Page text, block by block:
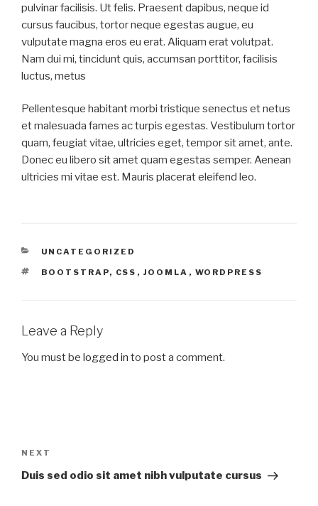
pulvinar facilisis. Ut felis. Praesent dapibus, neque id
cursus faucibus, tortor neque egestas augue, eu
vulputate magna eros eu erat. Aliquam erat volutpat.
Nam dui mi, tincidunt quis, accumsan porttitor, facilisis
luctus, metus
Pellentesque habitant morbi tristique senectus et netus
et malesuada fames ac turpis egestas. Vestibulum tortor
quam, feugiat vitae, ultricies eget, tempor sit amet, ante.
Donec eu libero sit amet quam egestas semper. Aenean
ultricies mi vitae est. Mauris placerat eleifend leo.
CATEGORIES
UNCATEGORIZED
TAGS
BOOTSTRAP, CSS , JOOMLA , WORDPRESS
Leave a Reply
You must be logged in to post a comment.
navigation
Next
Post
NEXT
Duis sed odio sit amet nibh vulputate cursus